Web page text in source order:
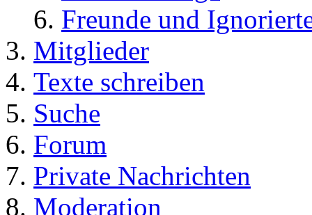
Freunde und
Mitglieder
Texte schreiben
Suche
Forum
Private Nachrichten
Moderation